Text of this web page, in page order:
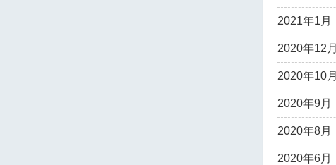
2021年1月
2020年12月
2020年10月
2020年9月
2020年8月
2020年6月